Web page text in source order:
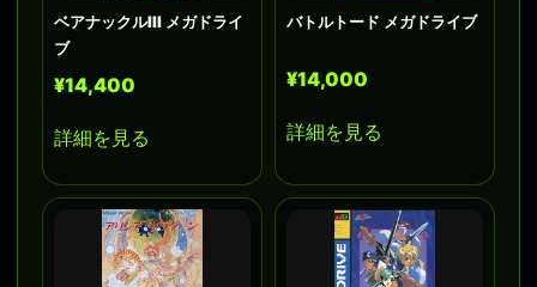
ベアナックルIII メガドライ
ブ
¥14,400
詳細を見る
バトルトード メガドライブ
¥14,000
詳細を見る